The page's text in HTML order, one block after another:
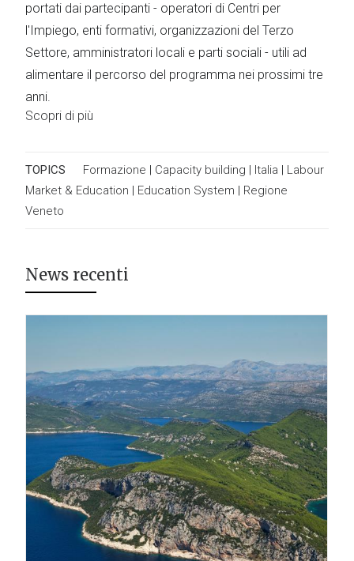
portati dai partecipanti - operatori di Centri per
l'Impiego, enti formativi, organizzazioni del Terzo
Settore, amministratori locali e parti sociali - utili ad
alimentare il percorso del programma nei prossimi tre
anni.
Scopri di più
TOPICS Formazione | Capacity building | Italia | Labour
Market & Education | Education System | Regione
Veneto
News recenti